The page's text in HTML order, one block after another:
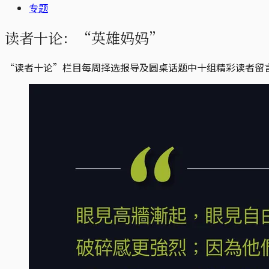
专题
读者十论：“英雄妈妈”
“读者十论”栏目每周择选报导及圆桌话题中十组精彩读者留